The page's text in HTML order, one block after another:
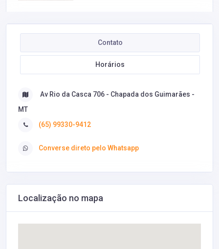
Contato
Horários
Av Rio da Casca 706 - Chapada dos Guimarães -
MT
(65) 99330-9412
Converse direto pelo Whatsapp
Localização no mapa